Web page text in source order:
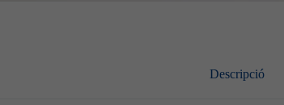
Descripció